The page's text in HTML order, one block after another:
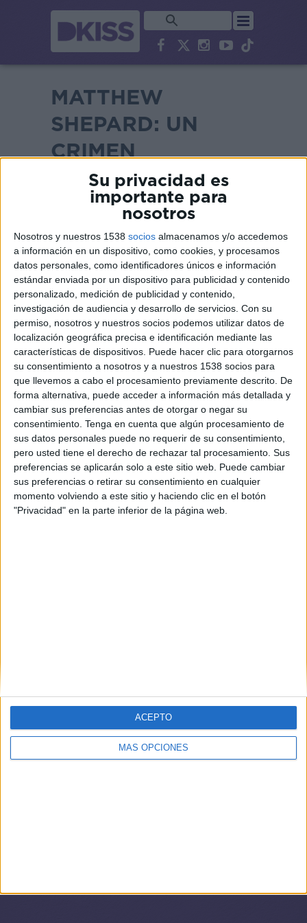
Su privacidad es
importante para
nosotros
Nosotros y nuestros 1538 socios almacenamos y/o accedemos
a información en un dispositivo, como cookies, y procesamos
datos personales, como identificadores únicos e información
estándar enviada por un dispositivo para publicidad y contenido
personalizado, medición de publicidad y contenido,
investigación de audiencia y desarrollo de servicios. Con su
permiso, nosotros y nuestros socios podemos utilizar datos de
localización geográfica precisa e identificación mediante las
características de dispositivos. Puede hacer clic para otorgarnos
su consentimiento a nosotros y a nuestros 1538 socios para
que llevemos a cabo el procesamiento previamente descrito. De
forma alternativa, puede acceder a información más detallada y
cambiar sus preferencias antes de otorgar o negar su
consentimiento. Tenga en cuenta que algún procesamiento de
sus datos personales puede no requerir de su consentimiento,
pero usted tiene el derecho de rechazar tal procesamiento. Sus
preferencias se aplicarán solo a este sitio web. Puede cambiar
sus preferencias o retirar su consentimiento en cualquier
momento volviendo a este sitio y haciendo clic en el botón
"Privacidad" en la parte inferior de la página web.
MÁS OPCIONES
ACEPTO
MATTHEW
SHEPARD: UN
CRIMEN
HOMÓFOBO
SINOPSIS
El joven Shepard fue atado a una
valla con veinticinco años. Allí, lo
abandonaron hasta morir y, días más
tarde, fue hallado su cuerpo sin
vida. La razón del crimen, se ciñe a
su identidad sexual. Matthew era
gay y su caso, por trágico que